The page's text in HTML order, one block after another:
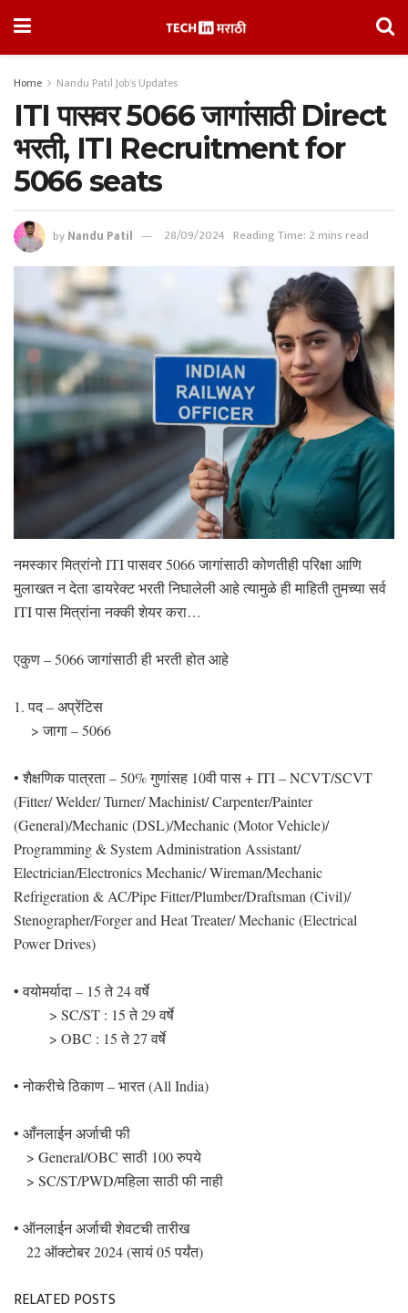
Home Nandu Patil Job's Updates
ITI पासवर 5066 जागांसाठी Direct
भरती, ITI Recruitment for
5066 seats
byNandu Patil 28/09/2024 Reading Time: 2 mins read
नमस्कार मित्रांनो ITI पासवर 5066 जागांसाठी कोणतीही परिक्षा आणि
मुलाखत न देता डायरेक्ट भरती निघालेली आहे त्यामुळे ही माहिती तुमच्या सर्व
ITI पास मित्रांना नक्की शेयर करा…
एकुण – 5066 जागांसाठी ही भरती होत आहे
1. पद – अप्रेंटिस
> जागा – 5066
• शैक्षणिक पात्रता – 50% गुणांसह 10वी पास + ITI – NCVT/SCVT
(Fitter/ Welder/ Turner/ Machinist/ Carpenter/Painter
(General)/Mechanic (DSL)/Mechanic (Motor Vehicle)/
Programming & System Administration Assistant/
Electrician/Electronics Mechanic/ Wireman/Mechanic
Refrigeration & AC/Pipe Fitter/Plumber/Draftsman (Civil)/
Stenographer/Forger and Heat Treater/ Mechanic (Electrical
Power Drives)
• वयोमर्यादा – 15 ते 24 वर्षे
> SC/ST : 15 ते 29 वर्षे
> OBC : 15 ते 27 वर्षे
• नोकरीचे ठिकाण – भारत (All India)
• आँनलाईन अर्जाची फी
> General/OBC साठी 100 रुपये
> SC/ST/PWD/महिला साठी फी नाही
• ऑनलाईन अर्जाची शेवटची तारीख
22 ऑक्टोबर 2024 (सायं 05 पर्यंत)
RELATED POSTS